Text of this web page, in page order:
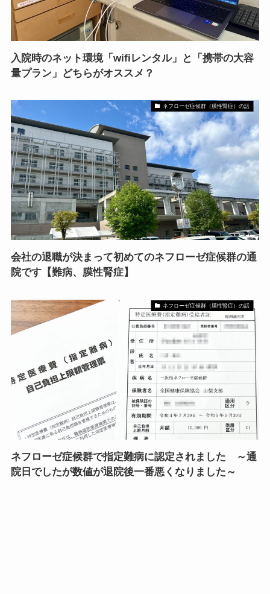
入院時のネット環境「wifiレンタル」と「携帯の大容
量プラン」どちらがオススメ？
ネフローゼ症候群（膜性腎症）の話
会社の退職が決まって初めてのネフローゼ症候群の通
院です【難病、膜性腎症】
ネフローゼ症候群（膜性腎症）の話
ネフローゼ症候群で指定難病に認定されました ～通
院日でしたが数値が退院後一番悪くなりました～